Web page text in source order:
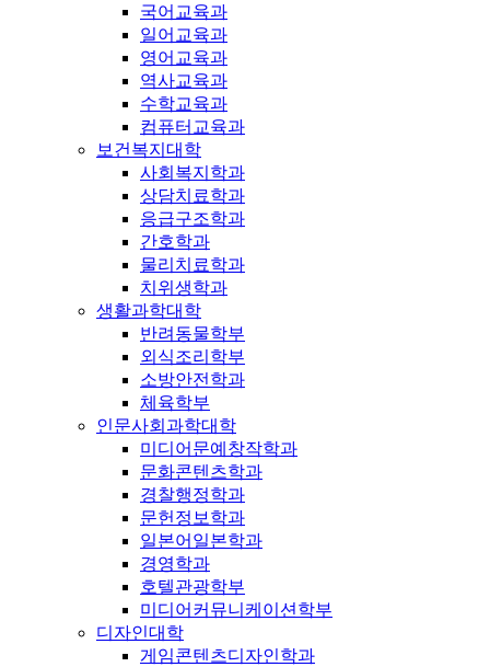
국어교육과
일어교육과
영어교육과
역사교육과
수학교육과
컴퓨터교육과
보건복지대학
사회복지학과
상담치료학과
응급구조학과
간호학과
물리치료학과
치위생학과
생활과학대학
반려동물학부
외식조리학부
소방안전학과
체육학부
인문사회과학대학
미디어문예창작학과
문화콘텐츠학과
경찰행정학과
문헌정보학과
일본어일본학과
경영학과
호텔관광학부
미디어커뮤니케이션학부
디자인대학
게임콘텐츠디자인학과